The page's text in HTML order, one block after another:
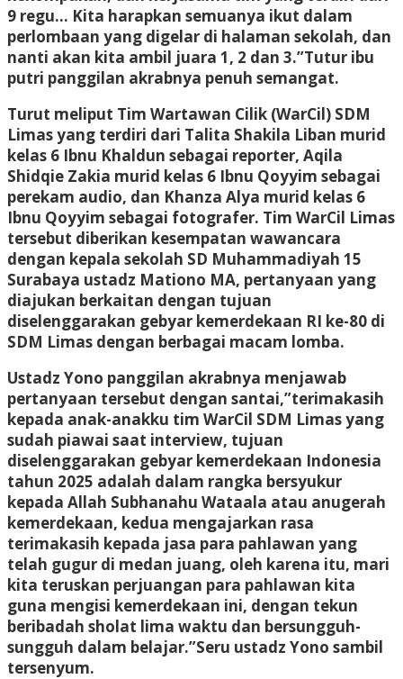
9 regu… Kita harapkan semuanya ikut dalam
perlombaan yang digelar di halaman sekolah, dan
nanti akan kita ambil juara 1, 2 dan 3.”Tutur ibu
putri panggilan akrabnya penuh semangat.
Turut meliput Tim Wartawan Cilik (WarCil) SDM
Limas yang terdiri dari Talita Shakila Liban murid
kelas 6 Ibnu Khaldun sebagai reporter, Aqila
Shidqie Zakia murid kelas 6 Ibnu Qoyyim sebagai
perekam audio, dan Khanza Alya murid kelas 6
Ibnu Qoyyim sebagai fotografer. Tim WarCil Limas
tersebut diberikan kesempatan wawancara
dengan kepala sekolah SD Muhammadiyah 15
Surabaya ustadz Mationo MA, pertanyaan yang
diajukan berkaitan dengan tujuan
diselenggarakan gebyar kemerdekaan RI ke-80 di
SDM Limas dengan berbagai macam lomba.
Ustadz Yono panggilan akrabnya menjawab
pertanyaan tersebut dengan santai,”terimakasih
kepada anak-anakku tim WarCil SDM Limas yang
sudah piawai saat interview, tujuan
diselenggarakan gebyar kemerdekaan Indonesia
tahun 2025 adalah dalam rangka bersyukur
kepada Allah Subhanahu Wataala atau anugerah
kemerdekaan, kedua mengajarkan rasa
terimakasih kepada jasa para pahlawan yang
telah gugur di medan juang, oleh karena itu, mari
kita teruskan perjuangan para pahlawan kita
guna mengisi kemerdekaan ini, dengan tekun
beribadah sholat lima waktu dan bersungguh-
sungguh dalam belajar.”Seru ustadz Yono sambil
tersenyum.